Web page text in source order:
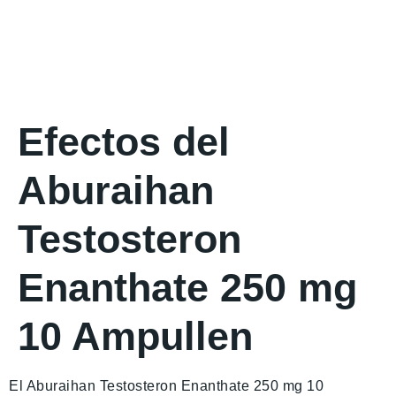
Efectos del
Aburaihan
Testosteron
Enanthate 250 mg
10 Ampullen
El Aburaihan Testosteron Enanthate 250 mg 10